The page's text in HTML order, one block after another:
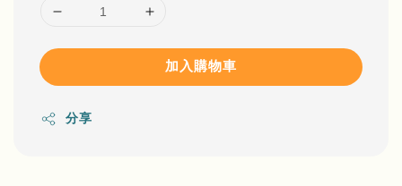
加入購物車
分享